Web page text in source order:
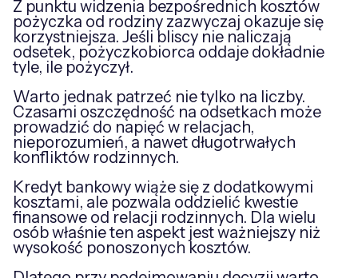
Z punktu widzenia bezpośrednich kosztów
pożyczka od rodziny zazwyczaj okazuje się
korzystniejsza. Jeśli bliscy nie naliczają
odsetek, pożyczkobiorca oddaje dokładnie
tyle, ile pożyczył.
Warto jednak patrzeć nie tylko na liczby.
Czasami oszczędność na odsetkach może
prowadzić do napięć w relacjach,
nieporozumień, a nawet długotrwałych
konfliktów rodzinnych.
Kredyt bankowy wiąże się z dodatkowymi
kosztami, ale pozwala oddzielić kwestie
finansowe od relacji rodzinnych. Dla wielu
osób właśnie ten aspekt jest ważniejszy niż
wysokość ponoszonych kosztów.